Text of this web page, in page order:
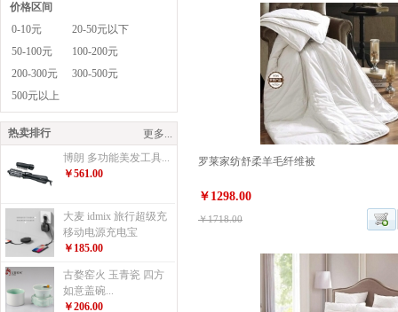
罗莱家纺舒柔羊毛纤维被
￥1298.00
￥1718.00
价格区间
0-10元
20-50元以下
50-100元
100-200元
200-300元
300-500元
500元以上
热卖排行
博朗 多功能美发工具...
￥561.00
大麦 idmix 旅行超级充
移动电源充电宝
￥185.00
古婺窑火 玉青瓷 四方
如意盖碗...
￥206.00
更多...